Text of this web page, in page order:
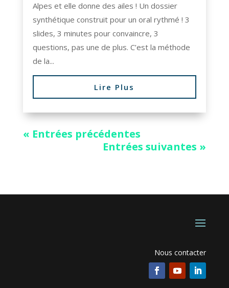
Alpes et elle donne des ailes ! Un dossier
synthétique construit pour un oral rythmé ! 3
slides, 3 minutes pour convaincre, 3
questions, pas une de plus. C’est la méthode
de la...
Lire Plus
« Entrées précédentes
Entrées suivantes »
Nous contacter